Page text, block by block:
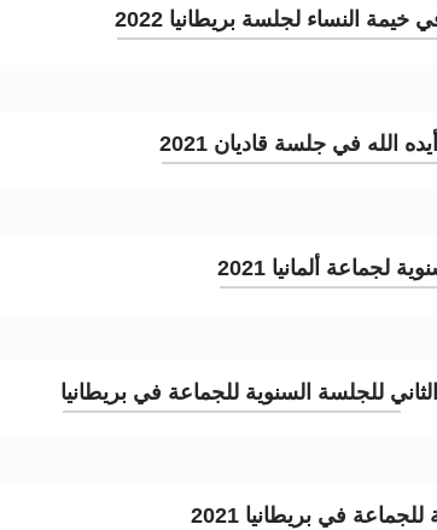
النساء لجلسة بريطانيا 2022
الله في جلسة قاديان 2021
ألمانيا 2021
للجلسة السنوية للجماعة في بريطانيا
في بريطانيا 2021